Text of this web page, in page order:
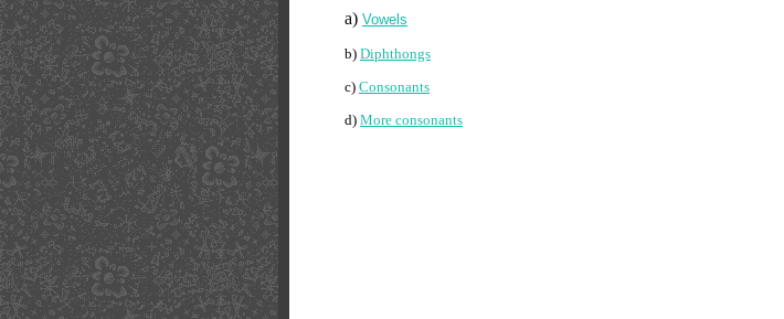
a) Vowels
b) Diphthongs
c) Consonants
d) More consonants